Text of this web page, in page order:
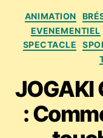
ANIMATION
EVENEMENTIEL
SPECTACLE
JOGAKI
: